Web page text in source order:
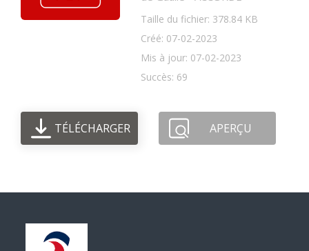
Taille du fichier: 378.84 KB
Créé: 07-02-2023
Mis à jour: 07-02-2023
Succès: 69
TÉLÉCHARGER APERÇU